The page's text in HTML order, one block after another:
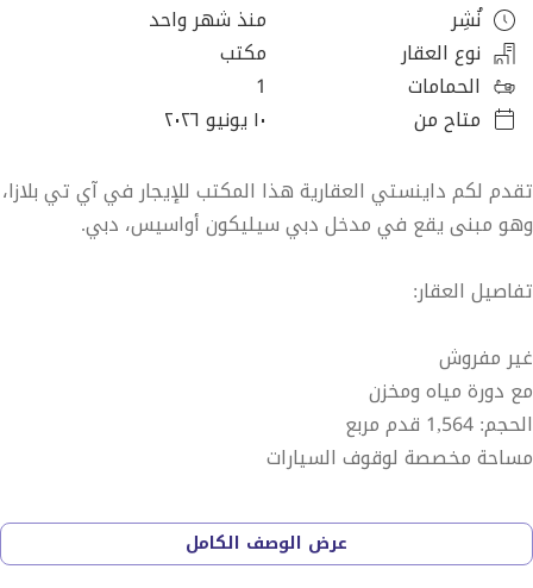
نُشِر
منذ شهر واحد
نوع العقار
مكتب
الحمامات
1
متاح من
١٠ يونيو ٢٠٢٦
تقدم لكم داينستي العقارية هذا المكتب للإيجار في آي تي بلازا،
وهو مبنى يقع في مدخل دبي سيليكون أواسيس، دبي.
تفاصيل العقار:
غير مفروش
مع دورة مياه ومخزن
الحجم: 1,564 قدم مربع
مساحة مخصصة لوقوف السيارات
المميزات:
عرض الوصف الكامل